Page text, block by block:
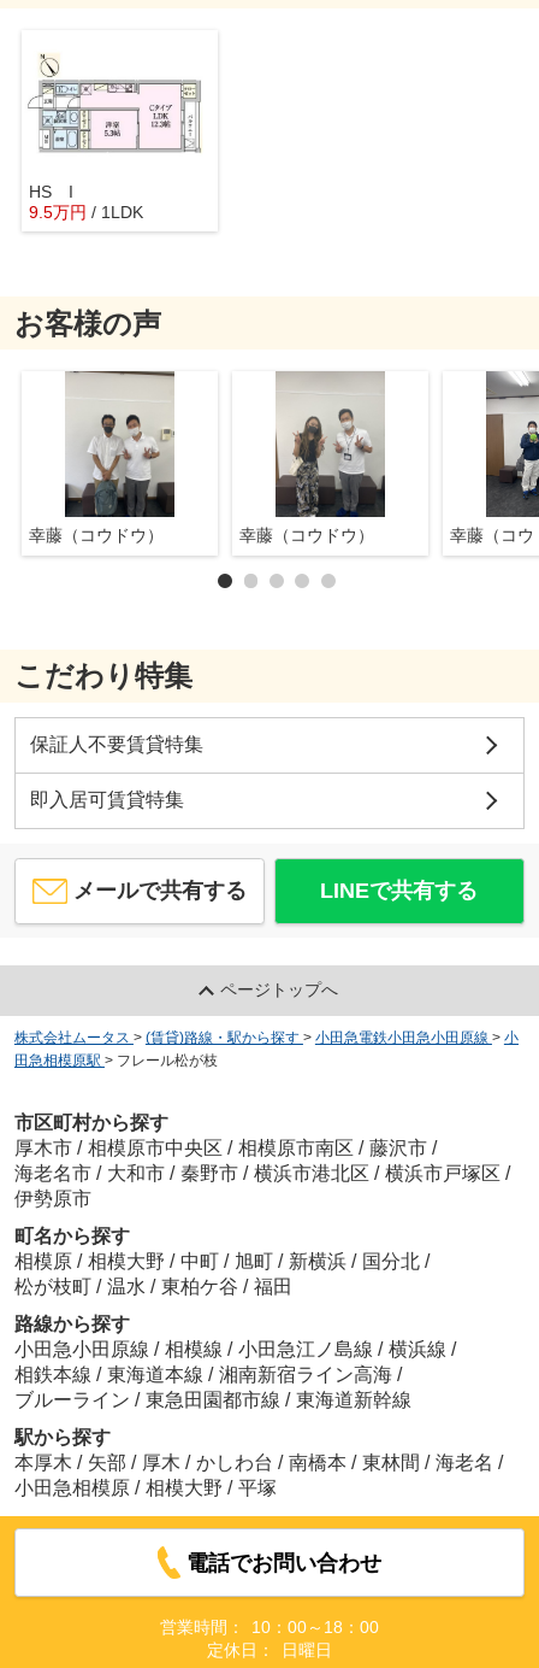
HS I
9.5万円 / 1LDK
お客様の声
幸藤（コウドウ） 幸藤（コウドウ） 幸藤（コウ
こだわり特集
保証人不要賃貸特集
即入居可賃貸特集
メールで共有する LINEで共有する
ページトップへ
株式会社ムータス > (賃貸)路線・駅から探す > 小田急電鉄小田急小田原線 > 小
田急相模原駅 > フレール松が枝
市区町村から探す
厚木市 / 相模原市中央区 / 相模原市南区 / 藤沢市 /
海老名市 / 大和市 / 秦野市 / 横浜市港北区 / 横浜市戸塚区 /
伊勢原市
町名から探す
相模原 / 相模大野 / 中町 / 旭町 / 新横浜 / 国分北 /
松が枝町 / 温水 / 東柏ケ谷 / 福田
路線から探す
小田急小田原線 / 相模線 / 小田急江ノ島線 / 横浜線 /
相鉄本線 / 東海道本線 / 湘南新宿ライン高海 /
ブルーライン / 東急田園都市線 / 東海道新幹線
駅から探す
本厚木 / 矢部 / 厚木 / かしわ台 / 南橋本 / 東林間 / 海老名 /
小田急相模原 / 相模大野 / 平塚
電話でお問い合わせ
営業時間：
10：00～18：00
定休日：
日曜日